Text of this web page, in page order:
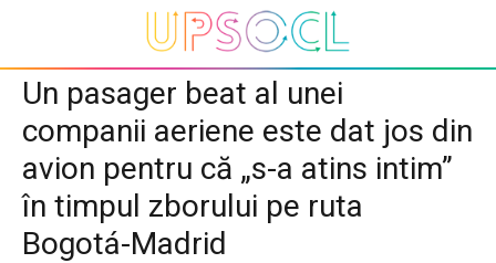
Un pasager beat al unei
companii aeriene este dat jos din
avion pentru că „s-a atins intim”
în timpul zborului pe ruta
Bogotá-Madrid